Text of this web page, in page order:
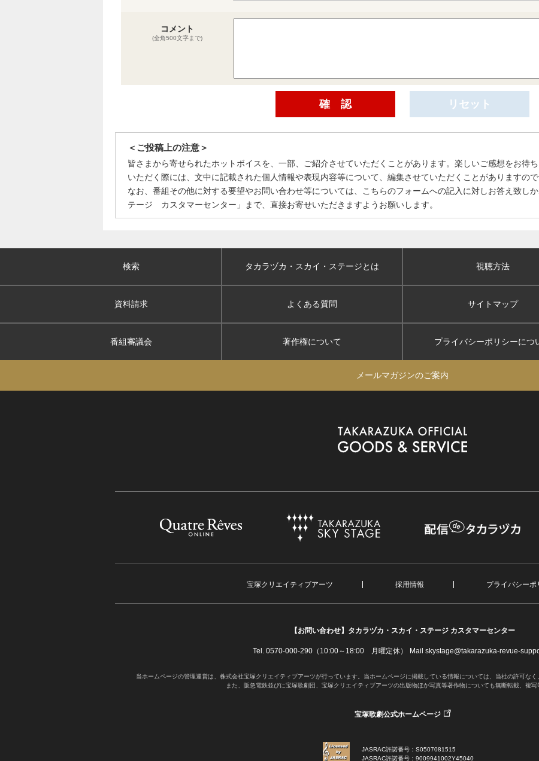
コメント
(全角500文字まで)
＜ご投稿上の注意＞
皆さまから寄せられたホットボイスを、一部、ご紹介させていただくことがあります。楽しいご感想をお待
いただく際には、文中に記載された個人情報や表現内容等について、編集させていただくことがありますので
なお、番組その他に対する要望やお問い合わせ等については、こちらのフォームへの記入に対しお答え致し
テージ カスタマーセンター」まで、直接お寄せいただきますようお願いします。
検索 タカラヅカ・スカイ ・ステージとは 視聴方法
資料請求 よくある質問 サイトマップ
番組審議会 著作権について プライバシーポリシーにつ
メールマガジンのご案内
宝塚クリエイティブアーツ 採用情報 プライバシーポ
【お問い合わせ】 タカラヅカ・スカイ・ステージ カスタマーセンター
Tel. 0570-000-290（10:00～18:00 月曜定休） Mail skystage@takarazuka-revue-
当ホームページの管理運営は、株式会社宝塚クリエイティブアーツが行っています。当ホームページに掲載している情報については、当社の許可なく
また、阪急電鉄並びに宝塚歌劇団、宝塚クリエイティブアーツの出版物ほか写真等著作物についても無断転載、複写
宝塚歌劇公式ホームページ
JASRAC許諾番号：S0507081515
JASRAC許諾番号：9009941002Y45040